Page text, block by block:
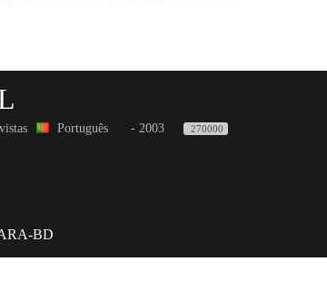
Português - 2003 270000
BD